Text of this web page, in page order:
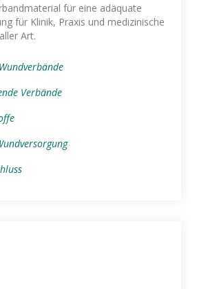
für eine adäquate
für Klinik, Praxis und medizinische
Art.
Verbände